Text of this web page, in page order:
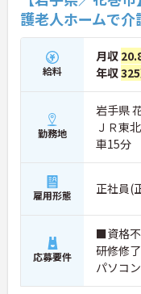
護老人ホームで
給料
月収
年収
勤務地
岩手県
ＪＲ東
車15分
雇用形態 正社員(
応募要件
■資格
研修修
パソコ
程度）